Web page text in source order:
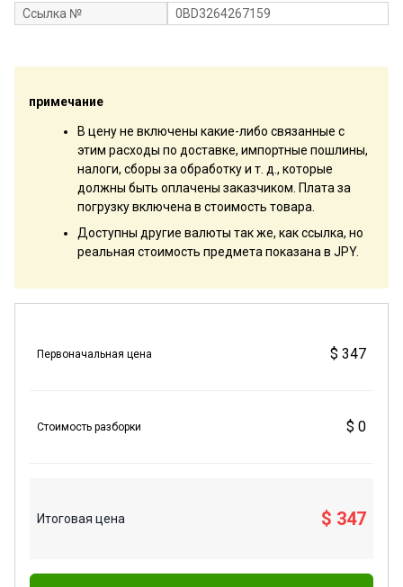
Ссылка № 0BD3264267159
примечание
В цену не включены какие-либо связанные с
этим расходы по доставке, импортные пошлины,
налоги, сборы за обработку и т. д., которые
должны быть оплачены заказчиком. Плата за
погрузку включена в стоимость товара.
Доступны другие валюты так же, как ссылка, но
реальная стоимость предмета показана в JPY.
Первоначальная цена $ 347
Стоимость разборки $ 0
Итоговая цена $ 347